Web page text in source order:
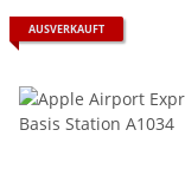
AUSVERKAUFT